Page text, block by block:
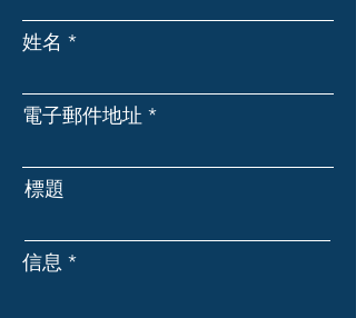
姓名
電子郵件地址
標題
信息